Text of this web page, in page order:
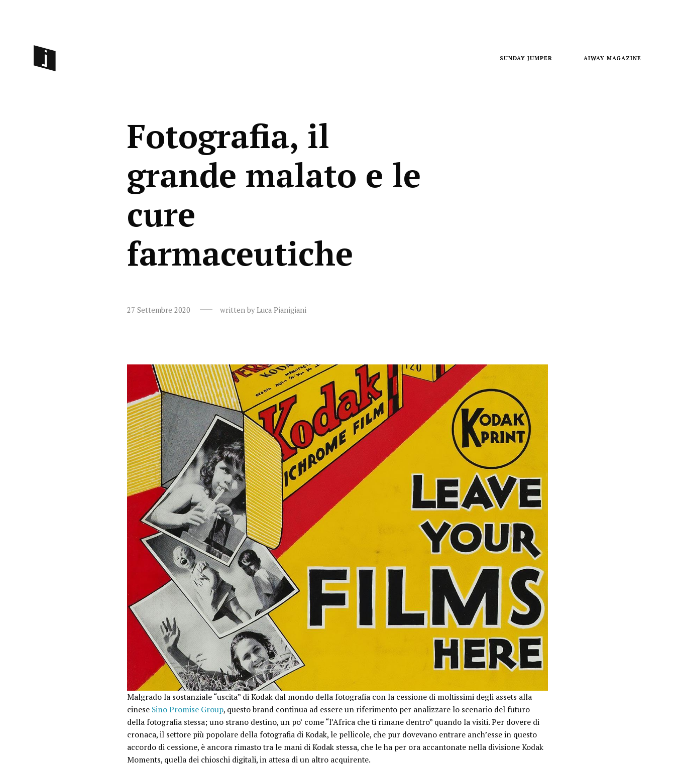
SUNDAY JUMPER AIWAY MAGAZINE
Fotografia, il
grande malato e le
cure
farmaceutiche
27 Settembre 2020 written byLuca Pianigiani
Malgrado la sostanziale “uscita” di Kodak dal mondo della fotografia con la cessione di moltissimi degli assets alla
cinese Sino Promise Group, questo brand continua ad essere un riferimento per analizzare lo scenario del futuro
della fotografia stessa; uno strano destino, un po’ come “l’Africa che ti rimane dentro” quando la visiti. Per dovere di
cronaca, il settore più popolare della fotografia di Kodak, le pellicole, che pur dovevano entrare anch’esse in questo
accordo di cessione, è ancora rimasto tra le mani di Kodak stessa, che le ha per ora accantonate nella divisioneKodak
Moments, quella dei chioschi digitali, in attesa di un altro acquirente.